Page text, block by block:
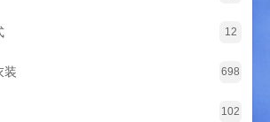
12
装 698
102